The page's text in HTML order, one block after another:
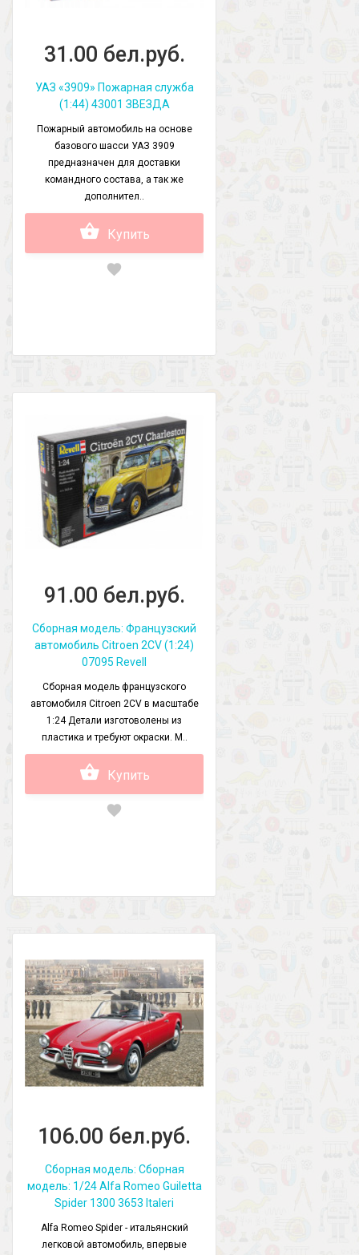
31.00 бел.руб.
УАЗ «3909» Пожарная служба
(1:44) 43001 ЗВЕЗДА
Пожарный автомобиль на основе
базового шасси УАЗ 3909
предназначен для доставки
командного состава, а так же
дополнител..
Купить
91.00 бел.руб.
Сборная модель: Французский
автомобиль Citroen 2CV (1:24)
07095 Revell
Сборная модель французского
автомобиля Citroen 2CV в масштабе
1:24 Детали изготоволены из
пластика и требуют окраски. М..
Купить
106.00 бел.руб.
Сборная модель: Сборная
модель: 1/24 Alfa Romeo Guiletta
Spider 1300 3653 Italeri
Alfa Romeo Spider - итальянский
легковой автомобиль, впервые